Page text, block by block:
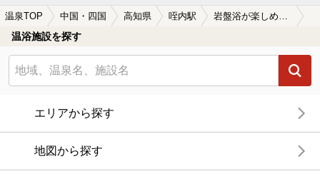
温泉TOP 中国・四国 高知県 咥内駅
温浴施設を探す
エリアから探す
地図から探す